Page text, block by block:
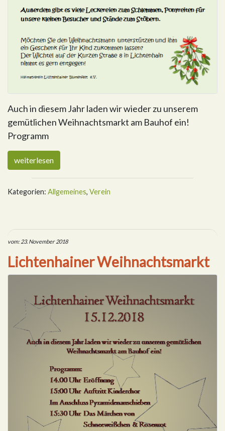
Auch in diesem Jahr laden wir wieder zu unserem
gemütlichen Weihnachtsmarkt am Bauhof ein!
Programm
weiterlesen
Kategorien: Allgemeines, Verein
vom: 23. November 2018
Lichtenhainer Weihnachtsmarkt